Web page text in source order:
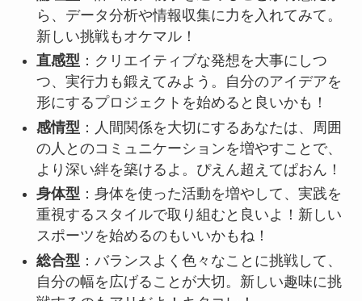
ら、データ分析や情報収集に力を入れてみて。
新しい挑戦もオケマル！
直感型 ：クリエイティブな発想を大事にしつ
つ、実行力も鍛えてみよう。自分のアイデアを
形にするプロジェクトを始めると良いかも！
感情型 ：人間関係を大切にするあなたは、周囲
の人とのコミュニケーションを増やすことで、
より深い絆を築けるよ。ぴえん超えてぱおん！
身体型 ：身体を使った活動を増やして、実践を
重視するスタイルで取り組むと良いよ！新しい
スポーツを始めるのもいいかもね！
総合型 ：バランスよく色々なことに挑戦して、
自分の幅を広げることが大切。新しい趣味に挑